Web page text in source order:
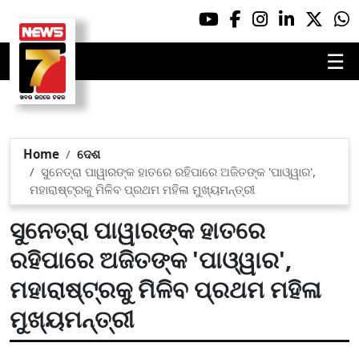
☰
Home
ଦେଶ
ସୁନେତ୍ରା ପାୱାରଙ୍କ ହାତରେ ରହିପାରେ ଅଜିତଙ୍କ 'ପାଓ୍ୱାର',
ମହାରାଷ୍ଟ୍ରକୁ ମିଳିବ ପ୍ରଥମ ମହିଳା ମୁଖ୍ୟମନ୍ତ୍ରୀ
ସୁନେତ୍ରା ପାୱାରଙ୍କ ହାତରେ
ରହିପାରେ ଅଜିତଙ୍କ 'ପାଓ୍ୱାର',
ମହାରାଷ୍ଟ୍ରକୁ ମିଳିବ ପ୍ରଥମ ମହିଳା
ମୁଖ୍ୟମନ୍ତ୍ରୀ